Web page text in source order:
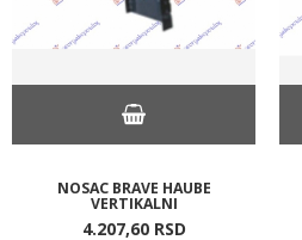
NOSAC BRAVE HAUBE
VERTIKALNI
4.207,60 RSD